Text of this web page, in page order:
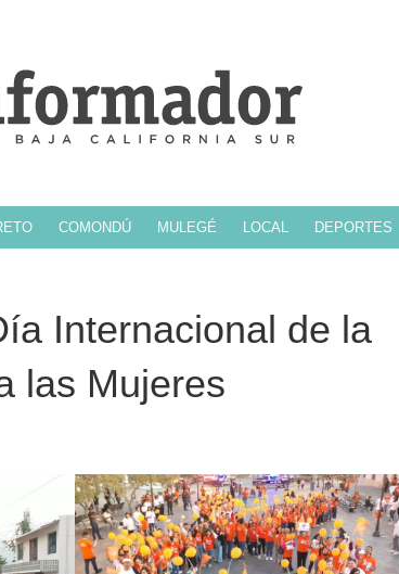
COMONDÚ MULEGÉ LOCAL DEPORTES
Internacional de la
las Mujeres